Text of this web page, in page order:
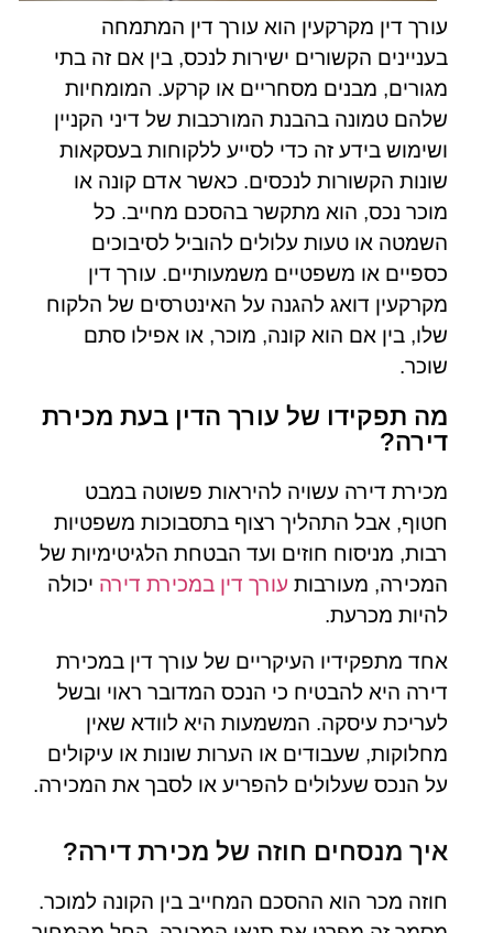
עורך דין מקרקעין הוא עורך דין המתמחה
בעניינים הקשורים ישירות לנכס, בין אם זה בתי
מגורים, מבנים מסחריים או קרקע. המומחיות
שלהם טמונה בהבנת המורכבות של דיני הקניין
ושימוש בידע זה כדי לסייע ללקוחות בעסקאות
שונות הקשורות לנכסים. כאשר אדם קונה או
מוכר נכס, הוא מתקשר בהסכם מחייב. כל
השמטה או טעות עלולים להוביל לסיבוכים
כספיים או משפטיים משמעותיים. עורך דין
מקרקעין דואג להגנה על האינטרסים של הלקוח
שלו, בין אם הוא קונה, מוכר, או אפילו סתם
שוכר.
מה תפקידו של עורך הדין בעת מכירת
דירה?
מכירת דירה עשויה להיראות פשוטה במבט
חטוף, אבל התהליך רצוף בתסבוכות משפטיות
רבות, מניסוח חוזים ועד הבטחת הלגיטימיות של
המכירה, מעורבות עורך דין במכירת דירה יכולה
להיות מכרעת.
אחד מתפקידיו העיקריים של עורך דין במכירת
דירה היא להבטיח כי הנכס המדובר ראוי ובשל
לעריכת עיסקה. המשמעות היא לוודא שאין
מחלוקות, שעבודים או הערות שונות או עיקולים
על הנכס שעלולים להפריע או לסבך את המכירה.
איך מנסחים חוזה של מכירת דירה?
חוזה מכר הוא ההסכם המחייב בין הקונה למוכר.